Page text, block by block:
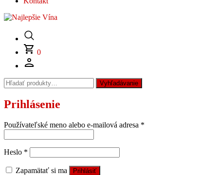
0
Hľadať: Vyhľadávanie
Prihlásenie
Používateľské meno alebo e-mailová adresa *
Heslo *
Zapamätať si ma Prihlásiť